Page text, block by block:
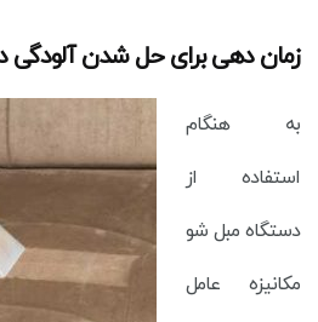
زمان دهی برای حل شدن آلودگی
به هنگام
استفاده از
دستگاه مبل شو
مکانیزه عامل